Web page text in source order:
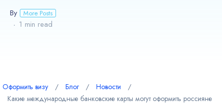
Оформить визу ∕ Блог ∕ Новости
∕
Какие международные банковские карты могут оформить россияне
By More Posts
1 min read